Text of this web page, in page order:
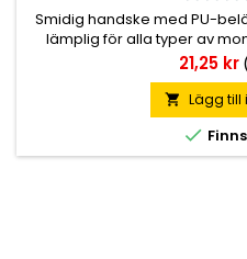
Smidig handske med PU-
lämplig för alla typer av
Pris
21,25 kr
 Lägg till
